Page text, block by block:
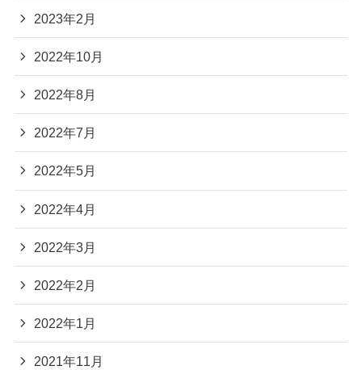
2023年2月
2022年10月
2022年8月
2022年7月
2022年5月
2022年4月
2022年3月
2022年2月
2022年1月
2021年11月